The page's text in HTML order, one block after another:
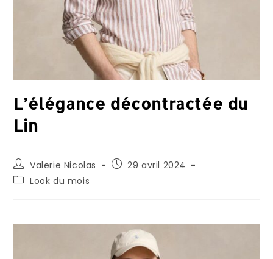
L’élégance décontractée du
Lin
Valerie Nicolas
29 avril 2024
Look du mois